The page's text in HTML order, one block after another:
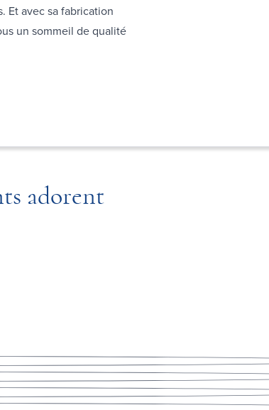
Et avec sa fabrication
un sommeil de qualité
adorent